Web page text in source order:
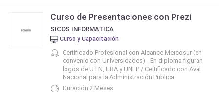
Curso de Presentaciones con Prezi
SICOS INFORMATICA
Curso y Capacitación
Certificado Profesional con Alcance Mercosur (en
convenio con Universidades) - En diploma figuran
logos de UTN, UBA y UNLP / Certificado con Aval
Nacional para la Administración Publica
Duración 2 Meses